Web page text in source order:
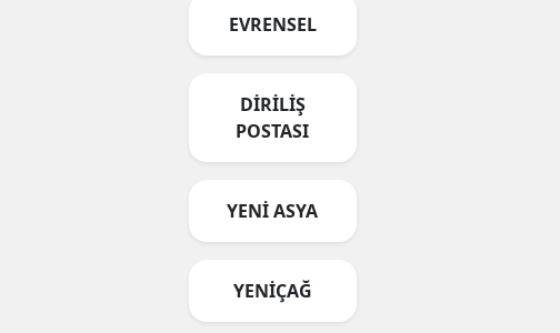
EVRENSEL
DİRİLİŞ
POSTASI
YENİ ASYA
YENİÇAĞ